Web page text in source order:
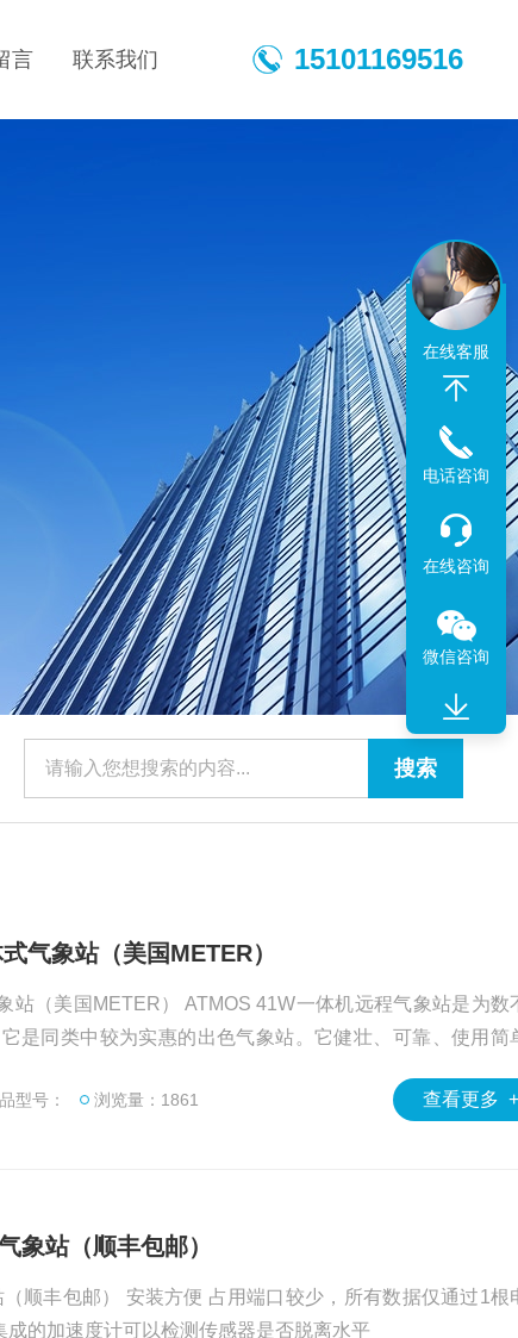
言 联系我们 15101169516
气象站（美国METER）
站（美国METER） ATMOS 41W一体机远程气象站是为数
是同类中较为实惠的出色气象站。它健壮、可靠、使用简
型号： 浏览量：1861 查看更多 +
象站（顺丰包邮）
占用端口较少，所有数据仅通过1根电缆
传输 SDI-12数字通讯 集成的加速度计可以检测传感器是否脱离水平
在线客服
电话咨询
在线咨询
微信咨询